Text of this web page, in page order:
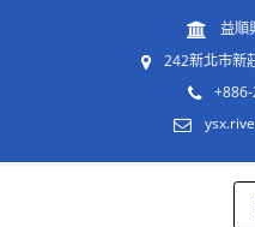
益順
242新北市新